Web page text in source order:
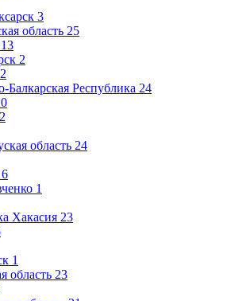
3
область 25
13
2
2
Балкарская Республика 24
2
область 24
6
1
Хакасия 23
1
область 23